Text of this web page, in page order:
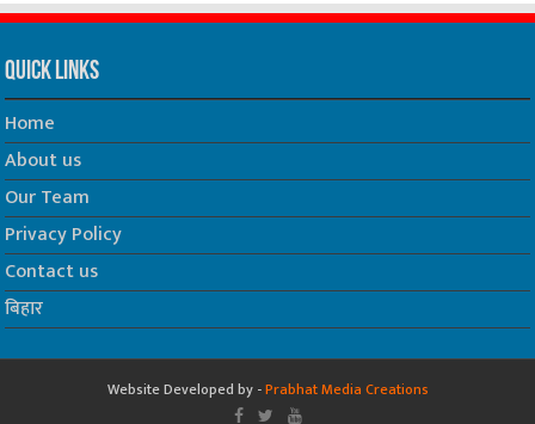
Quick Links
Home
About us
Our Team
Privacy Policy
Contact us
बिहार
Website Developed by -Prabhat Media Creations